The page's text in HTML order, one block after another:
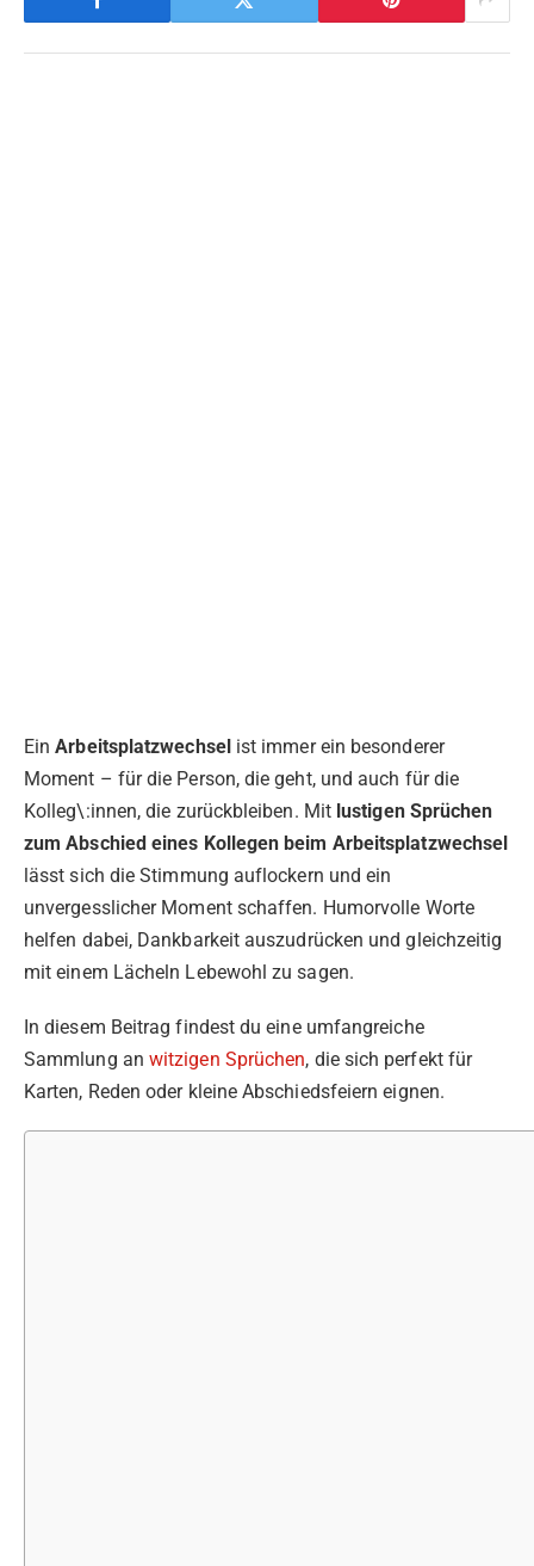
EinArbeitsplatzwechselist immer ein besonderer
Moment – für die Person, die geht, und auch für die
Kolleg\:innen, die zurückbleiben. Mit lustigen Sprüchen
zum Abschied eines Kollegen beim Arbeitsplatzwechsel
lässt sich die Stimmung auflockern und ein
unvergesslicher Moment schaffen. Humorvolle Worte
helfen dabei, Dankbarkeit auszudrücken und gleichzeitig
mit einem Lächeln Lebewohl zu sagen.
In diesem Beitrag findest du eine umfangreiche
Sammlung an witzigen Sprüchen, die sich perfekt für
Karten, Reden oder kleine Abschiedsfeiern eignen.